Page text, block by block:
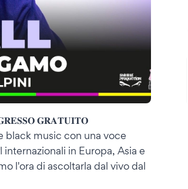
𝐈𝐍𝐆𝐑𝐄𝐒𝐒𝐎 𝐆𝐑𝐀𝐓𝐔𝐈𝐓𝐎
black music con una voce
in Europa, Asia e
l'ora di ascoltarla dal vivo dal